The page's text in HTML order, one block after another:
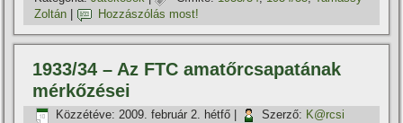
Zoltán
Hozzászólás most!
1933/34 – Az FTC amatőrcsapatának
mérkőzései
Közzétéve: 2009. február 2. hétfő Szerző: K@rcsi